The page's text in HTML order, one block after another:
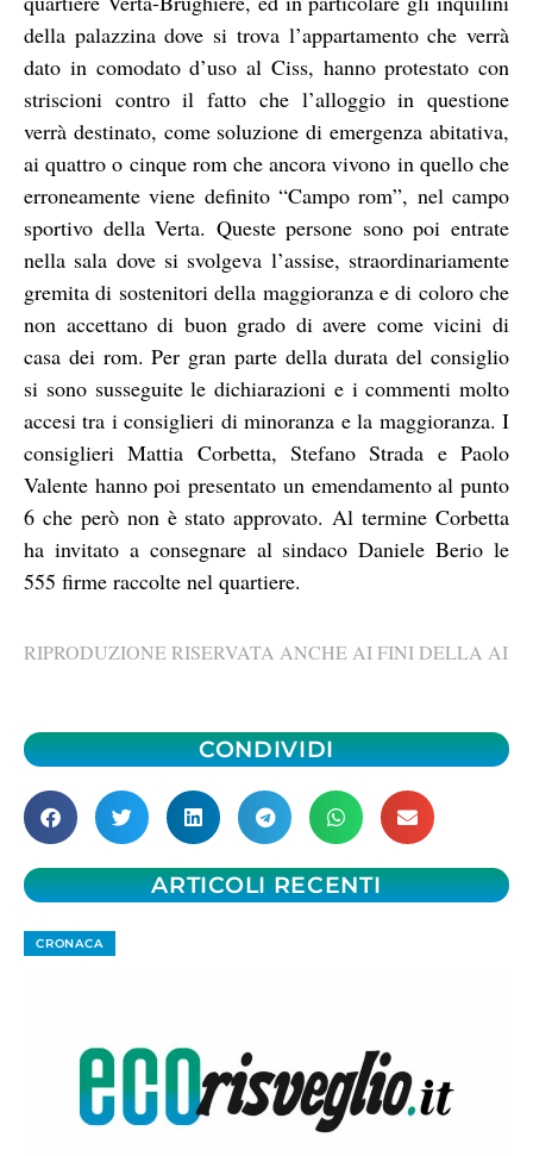
della palazzina dove si trova l’appartamento che verrà
dato in comodato d’uso al Ciss, hanno protestato con
striscioni contro il fatto che l’alloggio in questione
verrà destinato, come soluzione di emergenza abitativa,
ai quattro o cinque rom che ancora vivono in quello che
erroneamente viene definito “Campo rom”, nel campo
sportivo della Verta. Queste persone sono poi entrate
nella sala dove si svolgeva l’assise, straordinariamente
gremita di sostenitori della maggioranza e di coloro che
non accettano di buon grado di avere come vicini di
casa dei rom. Per gran parte della durata del consiglio
si sono susseguite le dichiarazioni e i commenti molto
accesi tra i consiglieri di minoranza e la maggioranza. I
consiglieri Mattia Corbetta, Stefano Strada e Paolo
Valente hanno poi presentato un emendamento al punto
6 che però non è stato approvato. Al termine Corbetta
ha invitato a consegnare al sindaco Daniele Berio le
555 firme raccolte nel quartiere.
RIPRODUZIONE RISERVATA ANCHE AI FINI DELLA AI
CONDIVIDI
ARTICOLI RECENTI
CRONACA